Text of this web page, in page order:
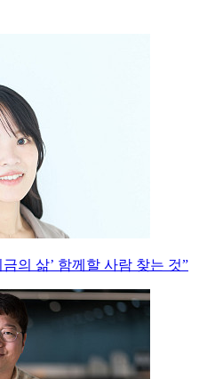
금의 삶’ 함께할 사람 찾는 것”